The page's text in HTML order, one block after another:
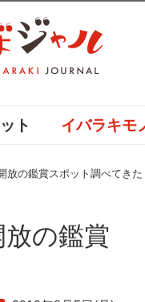
ト イバラキモ
放の鑑賞スポット調べてきた
の鑑賞